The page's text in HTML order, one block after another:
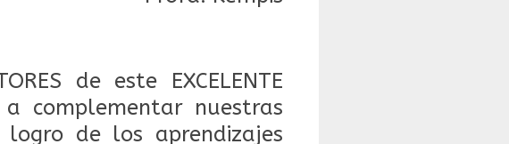
de este EXCELENTE
a complementar nuestras
de los aprendizajes